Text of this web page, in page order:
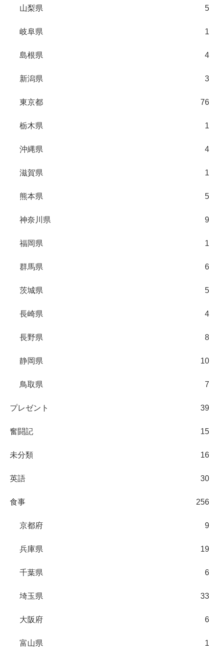
山梨県 5
岐阜県 1
島根県 4
新潟県 3
東京都 76
栃木県 1
沖縄県 4
滋賀県 1
熊本県 5
神奈川県 9
福岡県 1
群馬県 6
茨城県 5
長崎県 4
長野県 8
静岡県 10
鳥取県 7
プレゼント 39
奮闘記 15
未分類 16
英語 30
食事 256
京都府 9
兵庫県 19
千葉県 6
埼玉県 33
大阪府 6
富山県 1